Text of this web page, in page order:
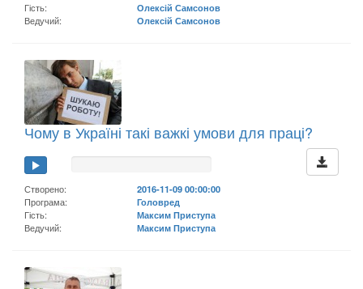
Гість:
Олексій Самсонов
Ведучий:
Олексій Самсонов
Чому в Україні такі важкі умови для праці?
Створено:
2016-11-09 00:00:00
Програма:
Головред
Гість:
Максим Приступа
Ведучий:
Максим Приступа